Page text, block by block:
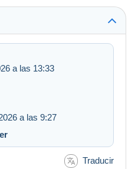
a las 13:33
a las 9:27
Traducir